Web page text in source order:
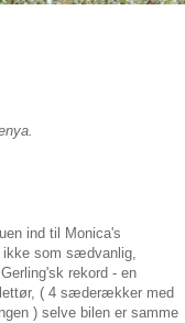
ind til Monica's
ikke som sædvanlig,
rekord - en
( 4 sæderækker med
) selve bilen er samme